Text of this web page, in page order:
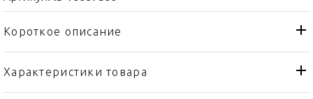
Короткое описание
Характеристики товара
Тип товара
Декоративная панель